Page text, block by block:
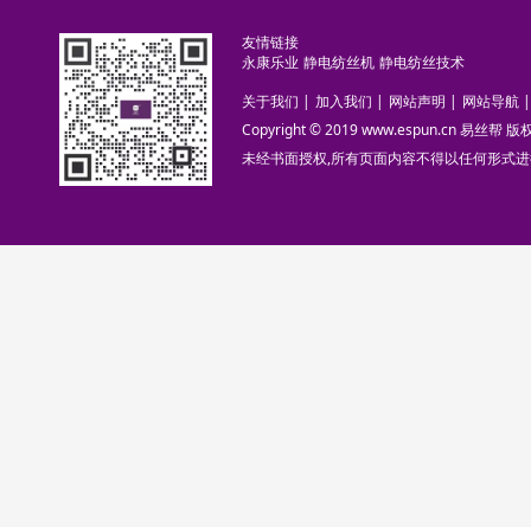
友情链接
永康乐业 静电纺丝机 静电纺丝技术
关于我们 | 加入我们 | 网站声明 | 网站导航 |
Copyright © 2019 www.espun.cn 易丝帮 版
未经书面授权,所有页面内容不得以任何形式